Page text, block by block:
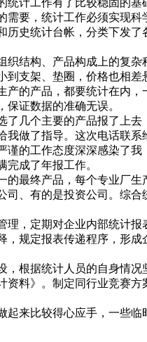
计工作有了比较稳固的
需要，统计工作必须实现
历史统计台帐，分类下发
织结构、产品构成上的复
到支架、垫圈，价格也相
的产品，都要统计在内
证数据的准确无误。
了几个主要的产品报了上
我做了指导。这次电话联
谨的工作态度深深感染了
成了年报工作。
的最终产品，每个专业厂
司、有的是投资公司。综
理，定期对企业内部统计
，规定报表传递程序，形
，根据统计人员的自身情
资料》。制定同行业竞赛
来比较得心应手，一些